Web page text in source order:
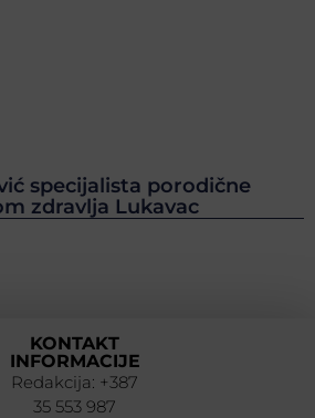
specijalista porodične
zdravlja Lukavac
KONTAKT
INFORMACIJE
Redakcija: +387
35 553 987